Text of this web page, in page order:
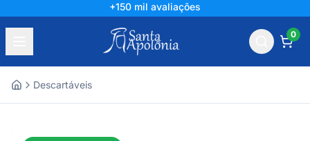
+150 mil avaliações
0
Descartáveis